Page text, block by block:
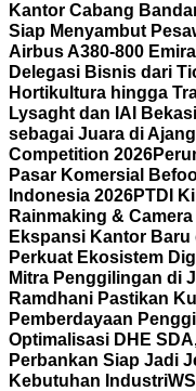
Kantor Cabang
Siap Menyambut
Airbus A380-800
Delegasi Bisnis dari
Hortikultura hingga
Lysaght dan IAI
sebagai Juara di
Competition 2026
Pasar Komersial
Indonesia 2026PTDI
Rainmaking &
Ekspansi Kantor
Perkuat Ekosistem
Mitra Penggilingan di
Ramdhani Pastikan
Pemberdayaan
Optimalisasi DHE
Perbankan Siap Jadi
Kebutuhan Industri